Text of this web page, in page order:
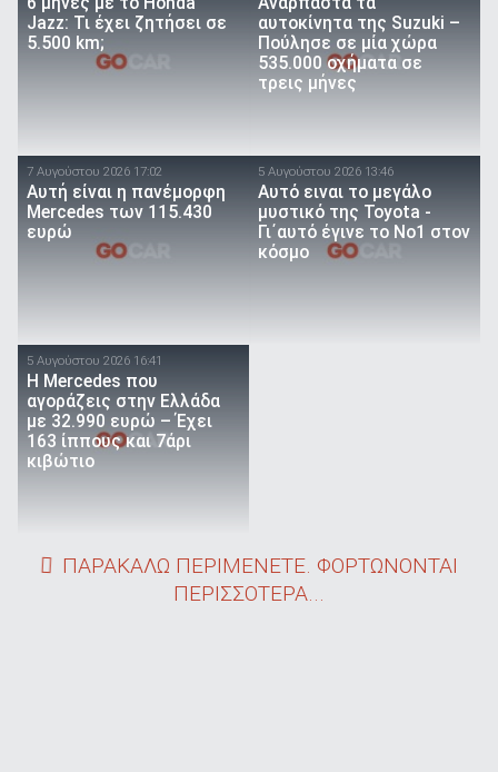
Jazz: Τι έχει ζητήσει σε
5.500 km;
αυτοκίνητα της Suzuki –
Πούλησε σε μία χώρα
535.000 οχήματα σε
τρεις μήνες
7 Αυγούστου 2026 17:02
Αυτή είναι η πανέμορφη
Mercedes των 115.430
ευρώ
5 Αυγούστου 2026 13:46
Αυτό ειναι τo μεγάλο
μυστικό της Toyota -
Γι΄αυτό έγινε το Νο1 στον
κόσμο
5 Αυγούστου 2026 16:41
Η Mercedes που
αγοράζεις στην Ελλάδα
με 32.990 ευρώ – Έχει
163 ίππους και 7άρι
κιβώτιο
ΠΑΡΑΚΑΛΩ ΠΕΡΙΜΕΝΕΤΕ. ΦΟΡΤΩΝΟΝΤΑΙ
ΠΕΡΙΣΣΟΤΕΡΑ...